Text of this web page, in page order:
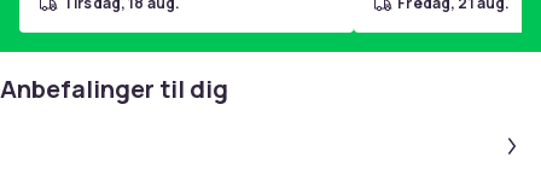
Anbefalinger til dig